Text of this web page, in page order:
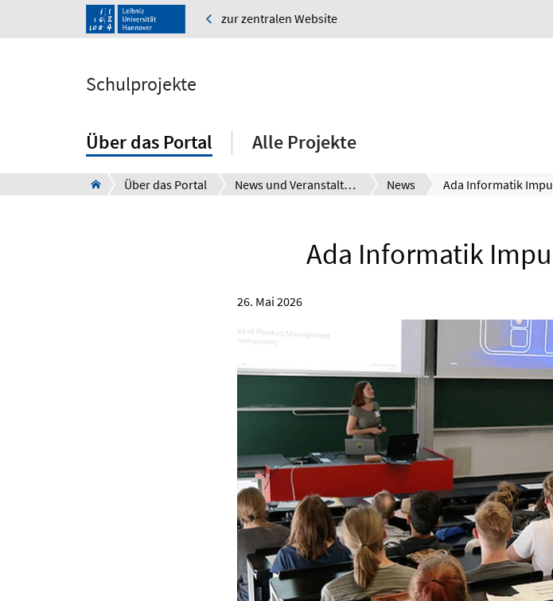
zur zentralen Website
Schulprojekte
Über das Portal Alle Projekte
Über das Portal News und Veranstaltungen News
Ada Informatik
26. Mai 2026